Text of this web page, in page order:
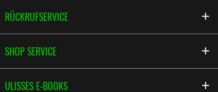
RÜCKRUFSERVICE
SHOP SERVICE
ULISSES E-BOOKS